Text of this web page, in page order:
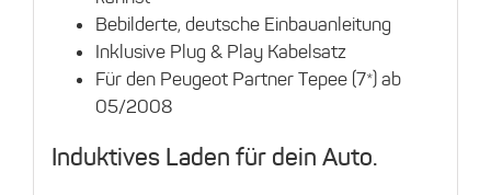
Bebilderte, deutsche Einbauanleitung
Inklusive Plug & Play Kabelsatz
Für den Peugeot Partner Tepee (7*) ab
05/2008
Induktives Laden für dein Auto.